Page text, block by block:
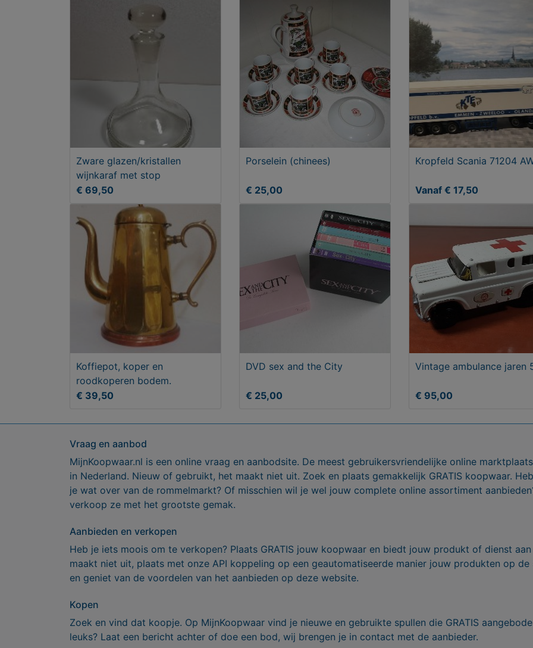
Zware glazen/kristallen
wijnkaraf met stop
€ 69,50
Porselein (chinees)
€ 25,00
Kropfeld Scania 71204
Vanaf € 17,50
Koffiepot, koper en
roodkoperen bodem.
€ 39,50
DVD sex and the City
€ 25,00
Vintage ambulance jaren
€ 95,00
Vraag en aanbod
MijnKoopwaar.nl is een online vraag en aanbodsite. De meest gebruikersvriendelijke online
in Nederland. Nieuw of gebruikt, het maakt niet uit. Zoek en plaats gemakkelijk GRATIS koopwaar.
je wat over van de rommelmarkt? Of misschien wil je wel jouw complete online assortiment
verkoop ze met het grootste gemak.
Aanbieden en verkopen
Heb je iets moois om te verkopen? Plaats GRATIS jouw koopwaar en biedt jouw produkt of dienst
maakt niet uit, plaats met onze API koppeling op een geautomatiseerde manier jouw produkten op
en geniet van de voordelen van het aanbieden op deze website.
Kopen
Zoek en vind dat koopje. Op MijnKoopwaar vind je nieuwe en gebruikte spullen die GRATIS
leuks? Laat een bericht achter of doe een bod, wij brengen je in contact met de aanbieder.